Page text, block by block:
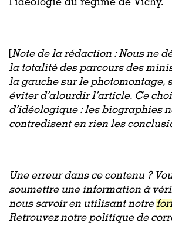
l’idéologie du régime de Vichy.
Note de la rédaction : Nous ne
la totalité des parcours des
la gauche sur le photomontage,
éviter d’alourdir l’article. Ce
d’idéologique : les biographies
contredisent en rien les
Une erreur dans ce contenu ?
soumettre une information à
nous savoir en utilisant notre
Retrouvez notre politique de